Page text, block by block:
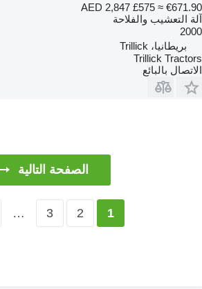
AED 2,847 £575 ≈ €671.90
آلة التعشيب والفلاحة
2000
بريطانيا، Trillick
Trillick Tractors
الاتصال بالبائع
الصفحة التالية
1
2
3
…